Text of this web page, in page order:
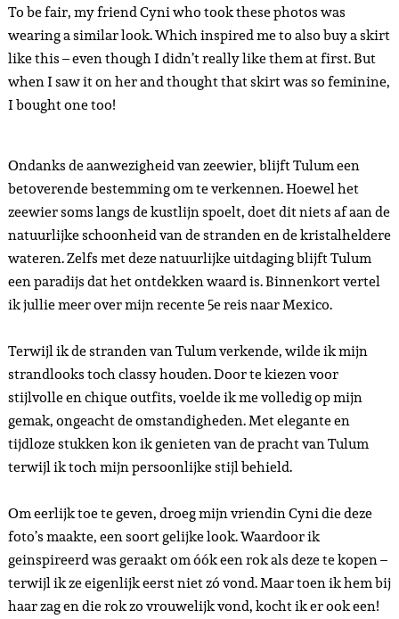
To be fair, my friend Cyni who took these photos was
wearing a similar look. Which inspired me to also buy a skirt
like this – even though I didn’t really like them at first. But
when I saw it on her and thought that skirt was so feminine,
I bought one too!
Ondanks de aanwezigheid van zeewier, blijft Tulum een
betoverende bestemming om te verkennen. Hoewel het
zeewier soms langs de kustlijn spoelt, doet dit niets af aan de
natuurlijke schoonheid van de stranden en de kristalheldere
wateren. Zelfs met deze natuurlijke uitdaging blijft Tulum
een paradijs dat het ontdekken waard is. Binnenkort vertel
ik jullie meer over mijn recente 5e reis naar Mexico.
Terwijl ik de stranden van Tulum verkende, wilde ik mijn
strandlooks toch classy houden. Door te kiezen voor
stijlvolle en chique outfits, voelde ik me volledig op mijn
gemak, ongeacht de omstandigheden. Met elegante en
tijdloze stukken kon ik genieten van de pracht van Tulum
terwijl ik toch mijn persoonlijke stijl behield.
Om eerlijk toe te geven, droeg mijn vriendin Cyni die deze
foto’s maakte, een soort gelijke look. Waardoor ik
geinspireerd was geraakt om óók een rok als deze te kopen –
terwijl ik ze eigenlijk eerst niet zó vond. Maar toen ik hem bij
haar zag en die rok zo vrouwelijk vond, kocht ik er ook een!